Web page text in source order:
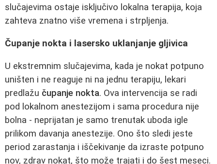
slučajevima ostaje isključivo lokalna terapija, koja
zahteva znatno više vremena i strpljenja.
Čupanje nokta i lasersko uklanjanje gljivica
U ekstremnim slučajevima, kada je nokat potpuno
uništen i ne reaguje ni na jednu terapiju, lekari
predlažu čupanje nokta. Ova intervencija se radi
pod lokalnom anestezijom i sama procedura nije
bolna - neprijatan je samo trenutak uboda igle
prilikom davanja anestezije. Ono što sledi jeste
period zarastanja i iščekivanje da izraste potpuno
nov, zdrav nokat, što može trajati i do šest meseci.